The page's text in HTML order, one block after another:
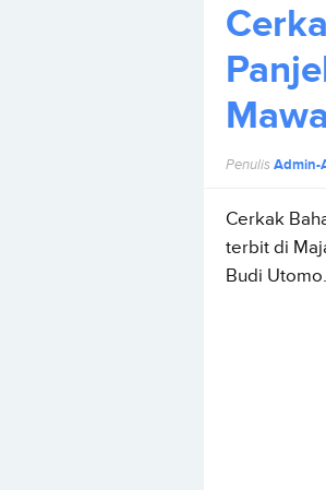
PenulisAdmin-
Cerkak
terbit di
Budi Utomo.